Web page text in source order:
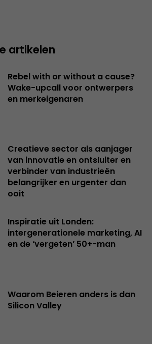
artikelen
Rebel with or without a cause?
Wake-upcall voor ontwerpers
en merkeigenaren
Creatieve sector als aanjager
van innovatie en ontsluiter en
verbinder van industrieën
belangrijker en urgenter dan
ooit
Inspiratie uit Londen:
intergenerationele marketing, AI
en de ‘vergeten’ 50+-man
Waarom Beieren anders is dan
Silicon Valley